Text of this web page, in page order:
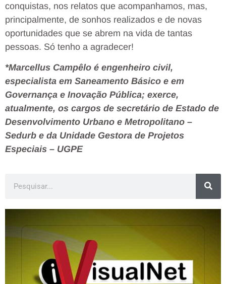
conquistas, nos relatos que acompanhamos, mas,
principalmente, de sonhos realizados e de novas
oportunidades que se abrem na vida de tantas
pessoas. Só tenho a agradecer!
*Marcellus Campêlo é engenheiro civil,
especialista em Saneamento Básico e em
Governança e Inovação Pública; exerce,
atualmente, os cargos de secretário de Estado de
Desenvolvimento Urbano e Metropolitano –
Sedurb e da Unidade Gestora de Projetos
Especiais – UGPE